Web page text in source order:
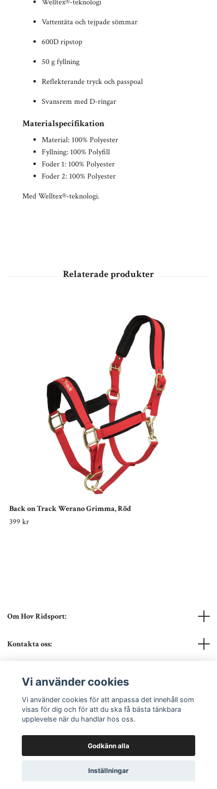
Vattentäta och tejpade sömmar
600D ripstop
50 g fyllning
Reflekterande tryck och passpoal
Svansrem med D-ringar
Materialspecifikation
Material: 100% Polyester
Fyllning: 100% Polyfill
Foder 1: 100% Polyester
Foder 2: 100% Polyester
Med Welltex®-teknologi.
Back on Track Werano Grimma, Röd
399 kr
Om Hov Ridsport:
Kontakta oss:
Sociala medier
© 2026 Hov RidsportPowered by Quickbutik
Vi använder cookies
Vi använder cookies för att anpassa det innehåll som
visas för dig och för att du ska få bästa tänkbara
upplevelse när du handlar hos oss.
Godkänn alla
Inställningar